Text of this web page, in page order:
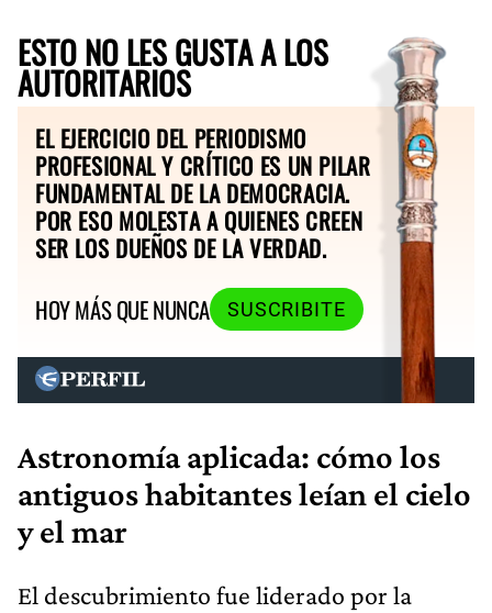
ESTO NO LES GUSTA A LOS
AUTORITARIOS
EL EJERCICIO DEL PERIODISMO
PROFESIONAL Y CRÍTICO ES UN PILAR
FUNDAMENTAL DE LA DEMOCRACIA.
POR ESO MOLESTA A QUIENES CREEN
SER LOS DUEÑOS DE LA VERDAD.
HOY MÁS QUE NUNCA
SUSCRIBITE
Astronomía aplicada: cómo los
antiguos habitantes leían el cielo
y el mar
El descubrimiento fue liderado por la